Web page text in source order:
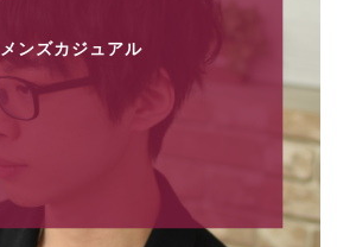
メンズカジュアル